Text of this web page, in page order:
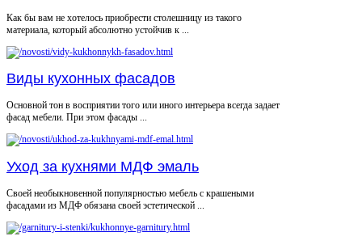
Как бы вам не хотелось приобрести столешницу из такого
материала, который абсолютно устойчив к ...
Виды кухонных фасадов
Основной тон в восприятии того или иного интерьера всегда задает
фасад мебели. При этом фасады ...
Уход за кухнями МДФ эмаль
Своей необыкновенной популярностью мебель с крашеными
фасадами из МДФ обязана своей эстетической ...